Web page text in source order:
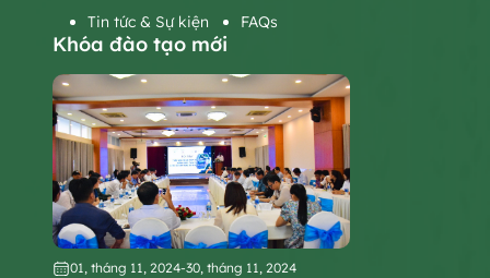
Tin tức & Sự kiện
FAQs
Khóa đào tạo mới
01, tháng 11, 2024-30, tháng 11, 2024